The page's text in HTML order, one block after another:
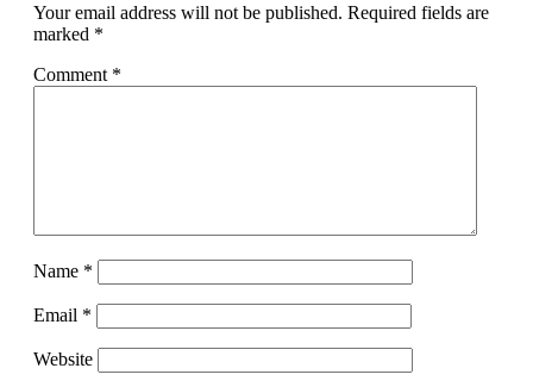
Your email address will not be published. Required fields are
marked *
Comment *
Name *
Email *
Website